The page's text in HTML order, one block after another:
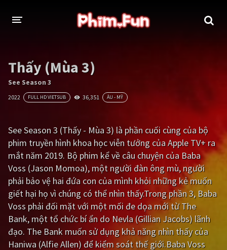
THỂ LOẠI
Thần thoại - Cổ trang
Tâm lý Chiến tranh
Kinh dị Tội phạm - Hình sự
Phiêu lưu Hài hước
Viễn tưởng Khoa học - Tài liệu
Hoạt hình Thể thao
Tình cảm - Lãng mạn Kỳ ảo
Giật gân Gia đình
Thấy (Mùa 3)
See Season 3
2022 FULL HD VIETSUB 36,351 ÂU - MỸ
See Season 3 (Thấy - Mùa 3) là phần cuối cùng của bộ
phim truyền hình khoa học viễn tưởng của Apple TV+ ra
mắt năm 2019. Bộ phim kể về câu chuyện của Baba
Voss (Jason Momoa), một người đàn ông mù, người
phải bảo vệ hai đứa con của mình khỏi những kẻ muốn
giết hại họ vì chúng có thể nhìn thấy.Trong phần 3, Baba
Voss phải đối mặt với một mối đe dọa mới từ The
Bank, một tổ chức bí ẩn do Nevla (Gillian Jacobs) lãnh
đạo. The Bank muốn sử dụng khả năng nhìn thấy của
Haniwa (Alfie Allen) để kiểm soát thế giới.Baba Voss